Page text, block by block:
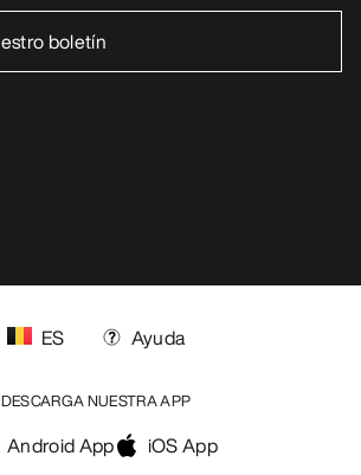
ES Ayuda
DESCARGA NUESTRA APP
Android App iOS App